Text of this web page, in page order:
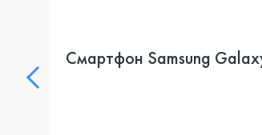
Смартфон Samsung